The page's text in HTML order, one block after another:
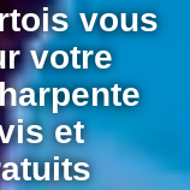
vous
votre
et